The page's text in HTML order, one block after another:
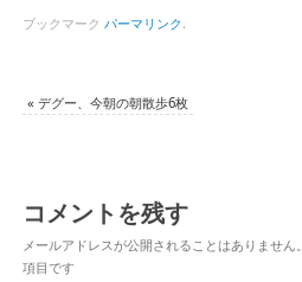
ブックマーク パーマリンク .
« デグー、今朝の朝散歩6枚
コメントを残す
メールアドレスが公開されることはありません。
項目です